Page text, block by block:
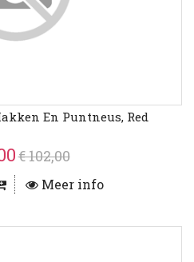
En Puntneus, Red
€ 102,00
Meer info